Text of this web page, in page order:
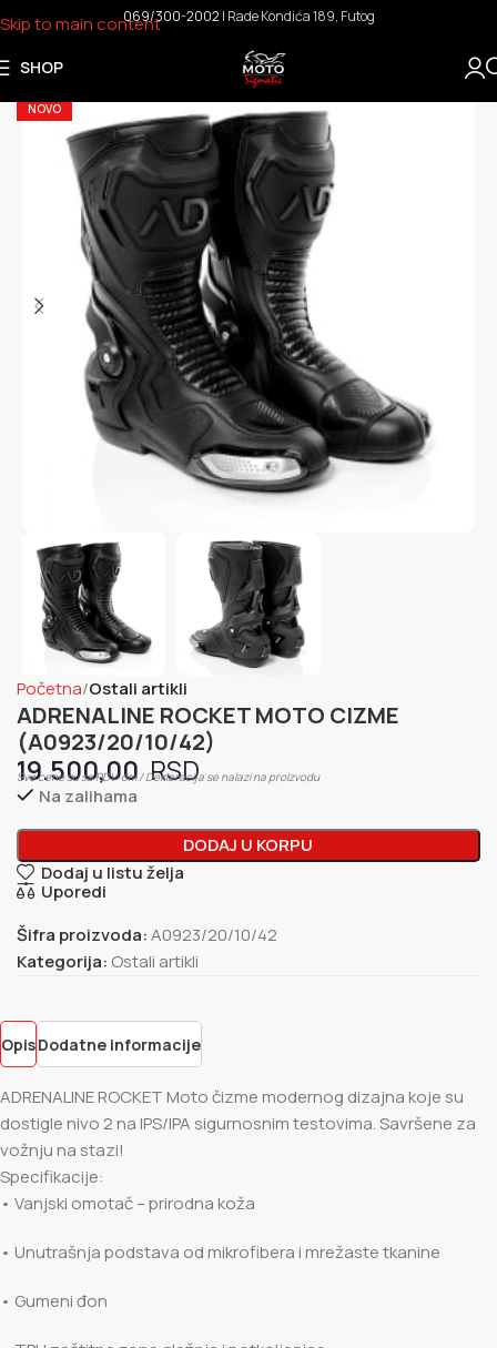
Skip to main content069/300-2002 I Rade Kondića 189, Futog
SHOP
NOVO
Početna Ostali artikli
ADRENALINE ROCKET MOTO CIZME
(A0923/20/10/42)
19.500,00
Sve cene su sa PDV-om / Deklaracija se nalazi na proizvodu
Na zalihama
DODAJ U KORPU
Dodaj u listu želja
Uporedi
Šifra proizvoda:A0923/20/10/42
Kategorija: Ostali artikli
OpisDodatne informacije
ADRENALINE ROCKET Moto čizme modernog dizajna koje su
dostigle nivo 2 na IPS/IPA sigurnosnim testovima. Savršene za
vožnju na stazi!
Specifikacije:
• Vanjski omotač – prirodna koža
• Unutrašnja podstava od mikrofibera i mrežaste tkanine
• Gumeni đon